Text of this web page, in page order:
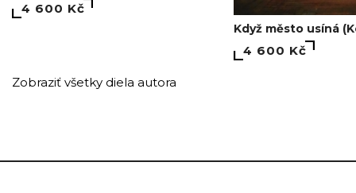
4 600 Kč
Když město usíná
4 600 Kč
Zobraziť všetky diela autora